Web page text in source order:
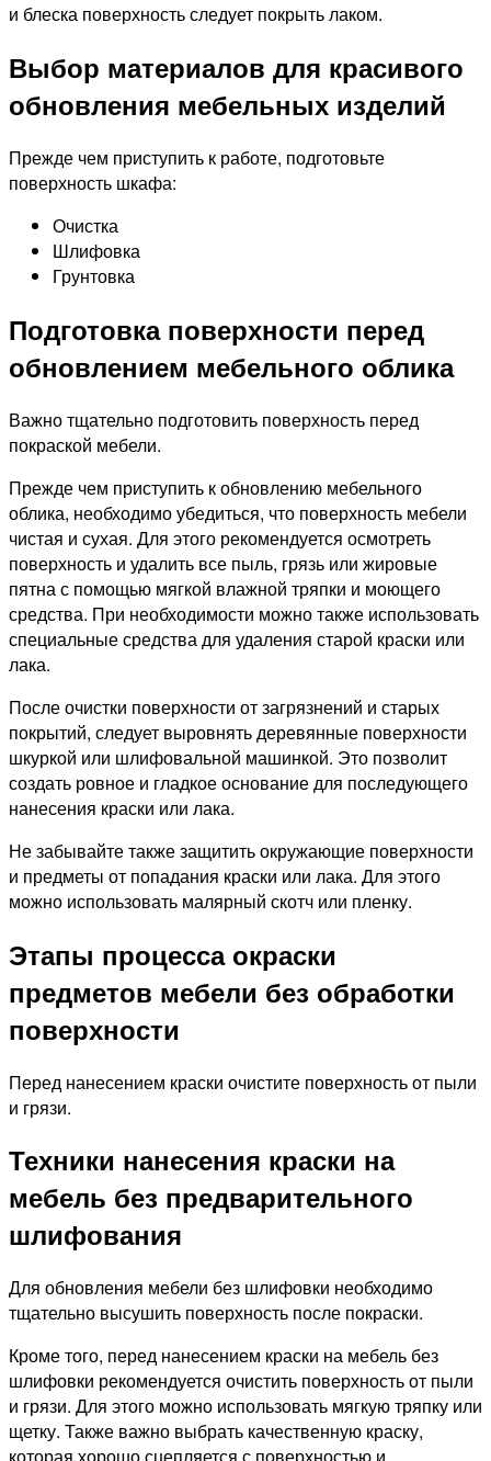
и блеска поверхность следует покрыть лаком.
Выбор материалов для красивого
обновления мебельных изделий
Прежде чем приступить к работе, подготовьте
поверхность шкафа:
Очистка
Шлифовка
Грунтовка
Подготовка поверхности перед
обновлением мебельного облика
Важно тщательно подготовить поверхность перед
покраской мебели.
Прежде чем приступить к обновлению мебельного
облика, необходимо убедиться, что поверхность мебели
чистая и сухая. Для этого рекомендуется осмотреть
поверхность и удалить все пыль, грязь или жировые
пятна с помощью мягкой влажной тряпки и моющего
средства. При необходимости можно также использовать
специальные средства для удаления старой краски или
лака.
После очистки поверхности от загрязнений и старых
покрытий, следует выровнять деревянные поверхности
шкуркой или шлифовальной машинкой. Это позволит
создать ровное и гладкое основание для последующего
нанесения краски или лака.
Не забывайте также защитить окружающие поверхности
и предметы от попадания краски или лака. Для этого
можно использовать малярный скотч или пленку.
Этапы процесса окраски
предметов мебели без обработки
поверхности
Перед нанесением краски очистите поверхность от пыли
и грязи.
Техники нанесения краски на
мебель без предварительного
шлифования
Для обновления мебели без шлифовки необходимо
тщательно высушить поверхность после покраски.
Кроме того, перед нанесением краски на мебель без
шлифовки рекомендуется очистить поверхность от пыли
и грязи. Для этого можно использовать мягкую тряпку или
щетку. Также важно выбрать качественную краску,